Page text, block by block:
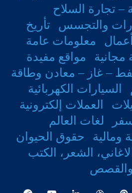
– تجارة السلاح
والتجسس
تأريخ
معلومات عامة
مجانية
مواقع مفيدة
– غاز – معادن وطاقة
السيارات الكهربائية
العملات إلكترونية
لغات العالم
ومالية
حقوق الحيوان
الشعر، الكتب
والقصص